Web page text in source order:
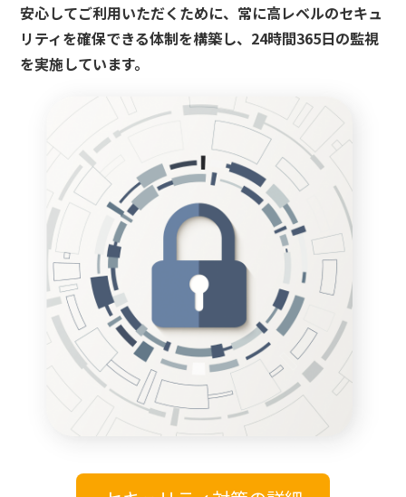
安心してご利用いただくために、常に高レベルのセキュ
リティを確保できる体制を構築し、24時間365日の監視
を実施しています。